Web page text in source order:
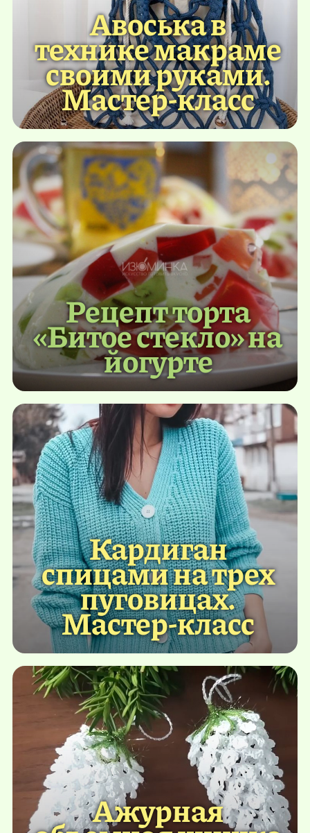
Авоська в
технике макраме
своими руками.
Мастер-класс
Рецепт торта
«Битое стекло» на
йогурте
Кардиган
спицами на трех
пуговицах.
Мастер-класс
Ажурная